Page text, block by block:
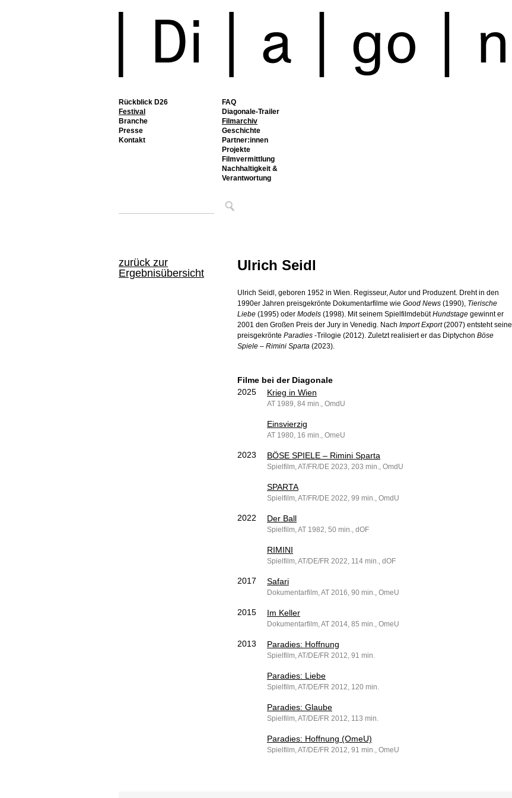
Rückblick D26
Festival
FAQ
Diagonale-Trailer
Filmarchiv
Geschichte
Partner:innen
Projekte
Filmvermittlung
Nachhaltigkeit &
Verantwortung
Branche
Presse
Kontakt
zurück zur
Ergebnisübersicht
Ulrich Seidl
Ulrich Seidl, geboren 1952 in Wien. Regisseur, Autor und Produzent. Dreht in den
1990er Jahren preisgekrönte Dokumentarfilme wie Good News (1990), Tierische
Liebe (1995) oder Models (1998). Mit seinem SpielfilmdebütHundstage gewinnt er
2001 den Großen Preis der Jury in Venedig. Nach Import Export(2007) entsteht seine
preisgekrönte Paradies -Trilogie (2012). Zuletzt realisiert er das Diptychon Böse
Spiele – Rimini Sparta (2023).
Filme bei der Diagonale
2025
Krieg in Wien
AT 1989, 84 min., OmdU
Einsvierzig
AT 1980, 16 min., OmeU
2023 BÖSE SPIELE – Rimini Sparta
Spielfilm, AT/FR/DE 2023, 203 min., OmdU
SPARTA
Spielfilm, AT/FR/DE 2022, 99 min., OmdU
2022 Der Ball
Spielfilm, AT 1982, 50 min., dOF
RIMINI
Spielfilm, AT/DE/FR 2022, 114 min., dOF
2017 Safari
Dokumentarfilm, AT 2016, 90 min., OmeU
2015 Im Keller
Dokumentarfilm, AT 2014, 85 min., OmeU
2013 Paradies: Hoffnung
Spielfilm, AT/DE/FR 2012, 91 min.
Paradies: Liebe
Spielfilm, AT/DE/FR 2012, 120 min.
Paradies: Glaube
Spielfilm, AT/DE/FR 2012, 113 min.
Paradies: Hoffnung (OmeU)
Spielfilm, AT/DE/FR 2012, 91 min., OmeU